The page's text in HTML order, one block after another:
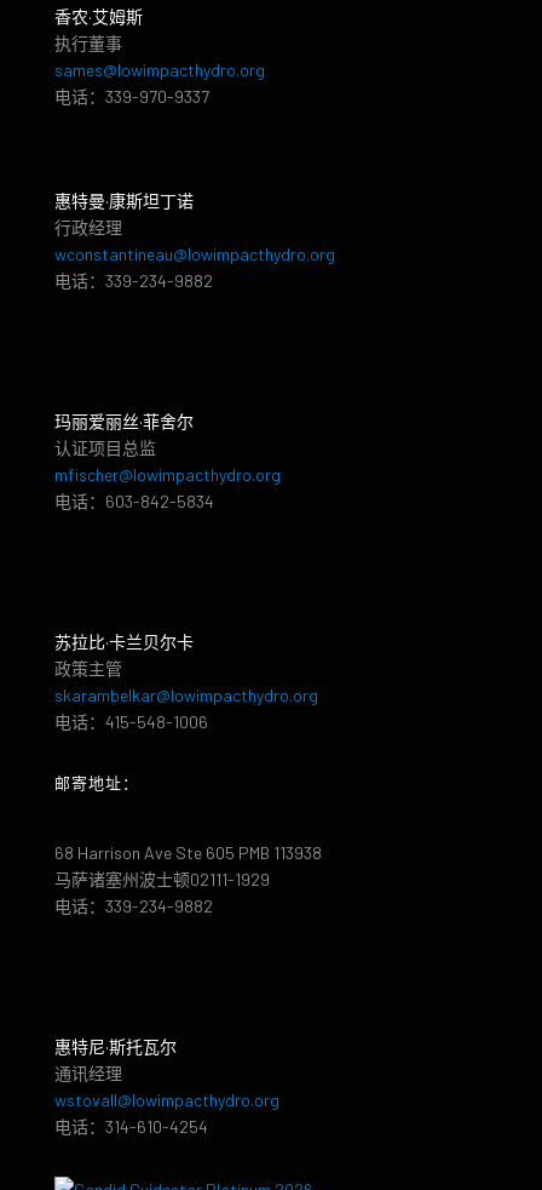
香农·艾姆斯
执行董事
sames@lowimpacthydro.org
电话：339-970-9337
惠特曼·康斯坦丁诺
行政经理
wconstantineau@lowimpacthydro.org
电话：339-234-9882
玛丽爱丽丝·菲舍尔
认证项目总监
mfischer@lowimpacthydro.org
电话：603-842-5834
苏拉比·卡兰贝尔卡
政策主管
skarambelkar@lowimpacthydro.org
电话：415-548-1006
邮寄地址：
68 Harrison Ave Ste 605 PMB 113938
马萨诸塞州波士顿02111-1929
电话：339-234-9882
惠特尼·斯托瓦尔
通讯经理
wstovall@lowimpacthydro.org
电话：314-610-4254